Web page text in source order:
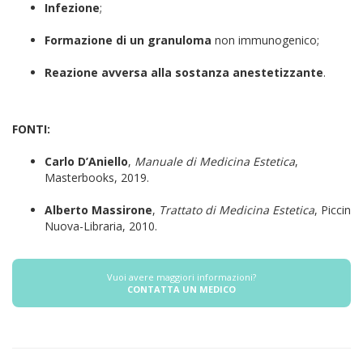
Infezione;
Formazione di un granuloma non immunogenico;
Reazione avversa alla sostanza anestetizzante.
FONTI:
Carlo D’Aniello, Manuale di Medicina Estetica,
Masterbooks, 2019.
Alberto Massirone, Trattato di Medicina Estetica, Piccin
Nuova-Libraria, 2010.
Vuoi avere maggiori informazioni?
CONTATTA UN MEDICO